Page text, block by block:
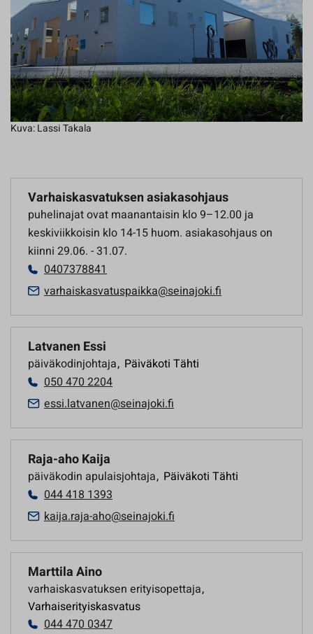
Kuva: Lassi Takala
Varhaiskasvatuksen asiakasohjaus
puhelinajat ovat maanantaisin klo 9–12.00 ja
keskiviikkoisin klo 14-15 huom. asiakasohjaus on
kiinni 29.06. - 31.07.
0407378841
varhaiskasvatuspaikka@seinajoki.fi
Latvanen Essi
päiväkodinjohtaja, Päiväkoti Tähti
050 470 2204
essi.latvanen@seinajoki.fi
Raja-aho Kaija
päiväkodin apulaisjohtaja, Päiväkoti Tähti
044 418 1393
kaija.raja-aho@seinajoki.fi
Marttila Aino
varhaiskasvatuksen erityisopettaja,
Varhaiserityiskasvatus
044 470 0347